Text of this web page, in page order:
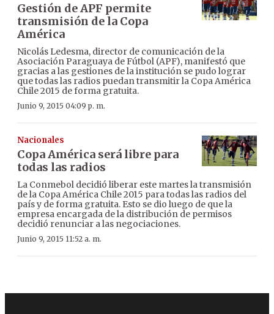
Gestión de APF permite
transmisión de la Copa
América
Nicolás Ledesma, director de comunicación de la
Asociación Paraguaya de Fútbol (APF), manifestó que
gracias a las gestiones de la institución se pudo lograr
que todas las radios puedan transmitir la Copa América
Chile 2015 de forma gratuita.
Junio 9, 2015 04:09 p. m.
Nacionales
Copa América será libre para
todas las radios
La Conmebol decidió liberar este martes la transmisión
de la Copa América Chile 2015 para todas las radios del
país y de forma gratuita. Esto se dio luego de que la
empresa encargada de la distribución de permisos
decidió renunciar a las negociaciones.
Junio 9, 2015 11:52 a. m.